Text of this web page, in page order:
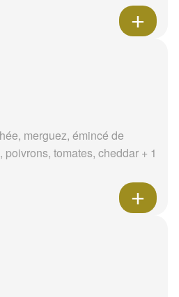
merguez, émincé de
tomates, cheddar + 1